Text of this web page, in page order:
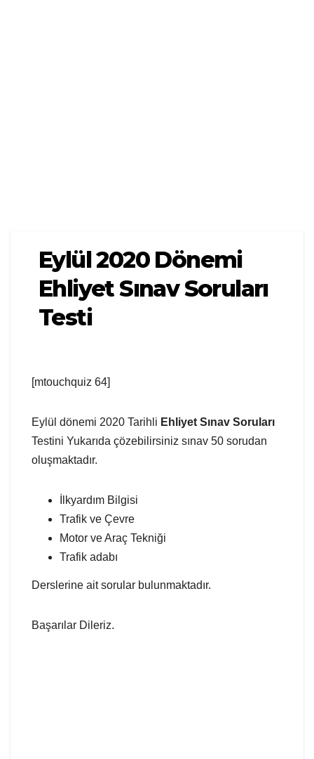
Eylül 2020 Dönemi
Ehliyet Sınav Soruları
Testi
[mtouchquiz 64]
Eylül dönemi 2020 Tarihli Ehliyet Sınav Soruları
Testini Yukarıda çözebilirsiniz sınav 50 sorudan
oluşmaktadır.
İlkyardım Bilgisi
Trafik ve Çevre
Motor ve Araç Tekniği
Trafik adabı
Derslerine ait sorular bulunmaktadır.
Başarılar Dileriz.